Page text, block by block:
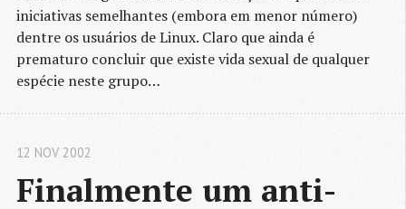
iniciativas semelhantes (embora em menor número)
dentre os usuários de Linux. Claro que ainda é
prematuro concluir que existe vida sexual de qualquer
espécie neste grupo…
Finalmente um anti-
12 NOV 2002